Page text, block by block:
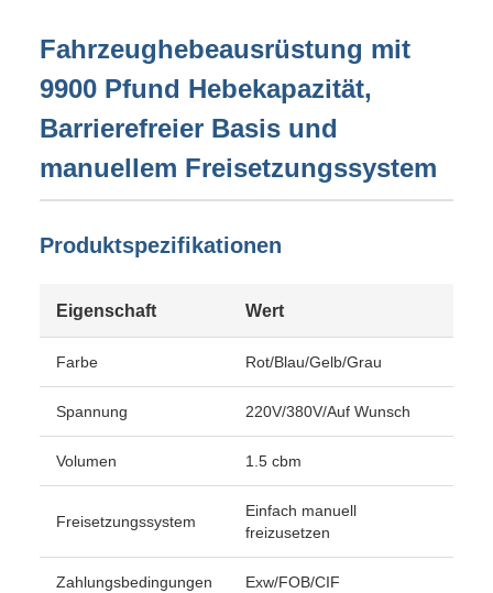
Fahrzeughebeausrüstung mit
9900 Pfund Hebekapazität,
Barrierefreier Basis und
manuellem Freisetzungssystem
Produktspezifikationen
Eigenschaft Wert
Farbe Rot/Blau/Gelb/Grau
Spannung 220V/380V/Auf Wunsch
Volumen 1.5 cbm
Freisetzungssystem
Einfach manuell
freizusetzen
Zahlungsbedingungen Exw/FOB/CIF